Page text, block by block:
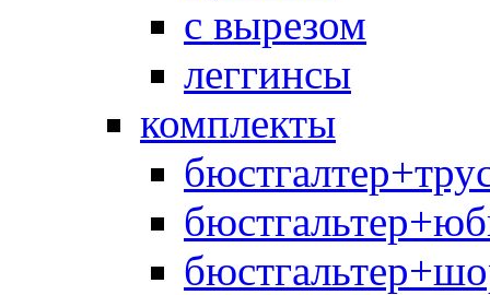
с вырезом
леггинсы
комплекты